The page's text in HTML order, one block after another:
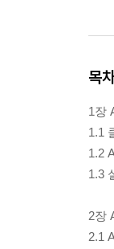
목
1장
1.1
1.2
1.3
2장
2.1